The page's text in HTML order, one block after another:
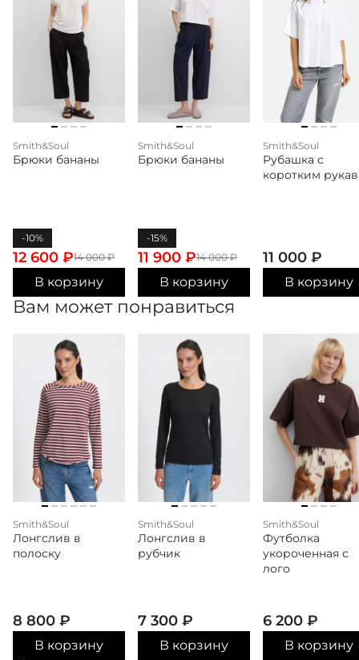
Smith&Soul
Брюки бананы
-10%
14 000₽
12 600 ₽
В корзину
Smith&Soul
Брюки бананы
-15%
14 000₽
11 900 ₽
В корзину
Smith&Soul
Рубашка с
коротким
11 000 ₽
В корзину
Вам может понравиться
Smith&Soul
Лонгслив в
полоску
8 800 ₽
В корзину
Smith&Soul
Лонгслив в
рубчик
7 300 ₽
В корзину
Smith&Soul
Футболка
укороченная с
лого
6 200 ₽
В корзину